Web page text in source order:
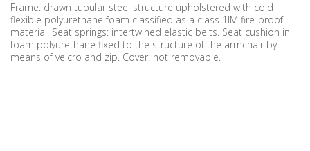
Frame: drawn tubular steel structure upholstered with cold
flexible polyurethane foam classified as a class 1IM fire-proof
material. Seat springs: intertwined elastic belts. Seat cushion in
foam polyurethane fixed to the structure of the armchair by
means of velcro and zip. Cover: not removable.